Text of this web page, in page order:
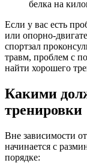
белка на
Если у вас есть
или опорно-
спортзал
травм, проблем с
найти хорошего
Какими
тренировки
Вне зависимости
начинается с
порядке: